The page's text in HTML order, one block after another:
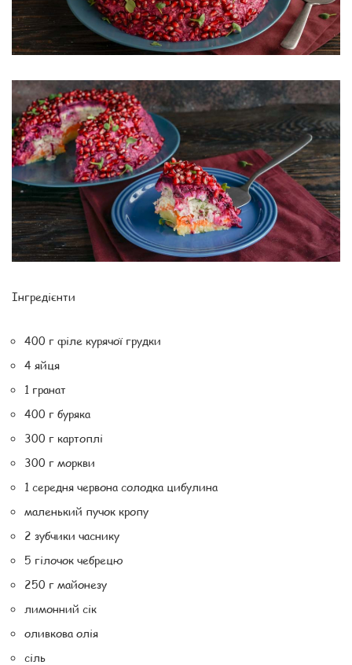
Інгредієнти
400 г філе курячої грудки
4 яйця
1 гранат
400 г буряка
300 г картоплі
300 г моркви
1 середня червона солодка цибулина
маленький пучок кропу
2 зубчики часнику
5 гілочок чебрецю
250 г майонезу
лимонний сік
оливкова олія
сіль